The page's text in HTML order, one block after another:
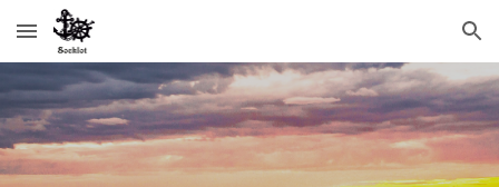
Skip to main content Skip to navigation